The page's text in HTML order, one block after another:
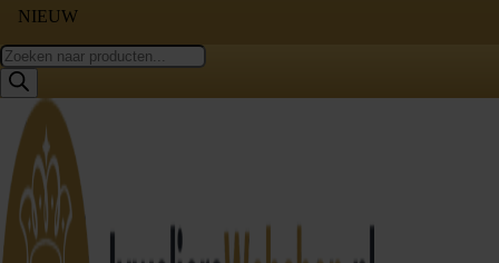
NIEUW
Producten
zoeken